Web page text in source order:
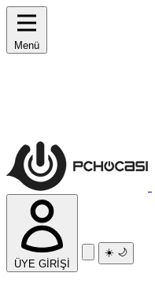
Menü
ÜYE GİRİŞİ
☀️ 🌙